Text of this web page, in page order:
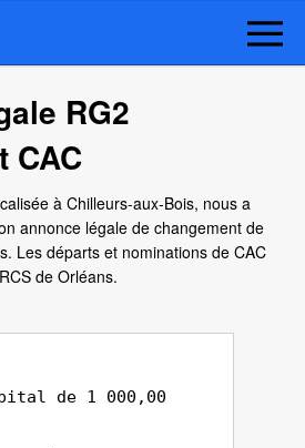
RG2
CAC
à Chilleurs-aux-Bois, nous a
annonce légale de changement de
Les départs et nominations de CAC
de Orléans.
de 1 000,00